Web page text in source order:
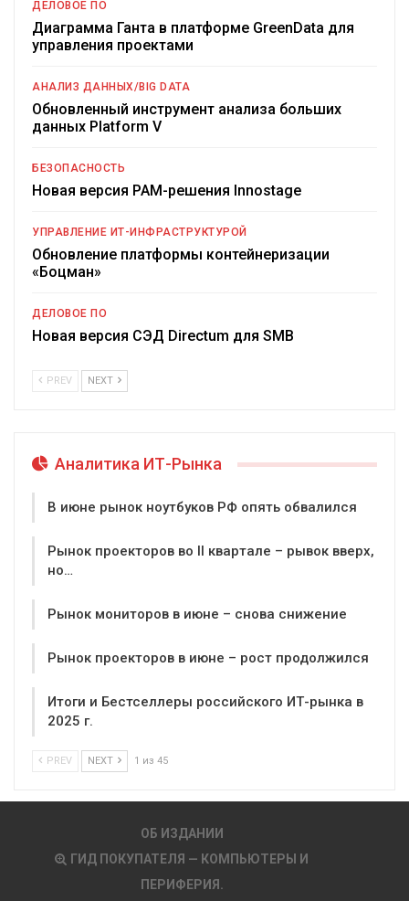
ДЕЛОВОЕ ПО
Диаграмма Ганта в платформе GreenData для
управления проектами
АНАЛИЗ ДАННЫХ/BIG DATA
Обновленный инструмент анализа больших
данных Platform V
БЕЗОПАСНОСТЬ
Новая версия PAM-решения Innostage
УПРАВЛЕНИЕ ИТ-ИНФРАСТРУКТУРОЙ
Обновление платформы контейнеризации
«Боцман»
ДЕЛОВОЕ ПО
Новая версия СЭД Directum для SMB
PREV NEXT
Аналитика ИТ-Рынка
В июне рынок ноутбуков РФ опять обвалился
Рынок проекторов во II квартале – рывок вверх,
но…
Рынок мониторов в июне – снова снижение
Рынок проекторов в июне – рост продолжился
Итоги и Бестселлеры российского ИТ-рынка в
2025 г.
PREV NEXT 1 из 45
ОБ ИЗДАНИИ
ГИД ПОКУПАТЕЛЯ — КОМПЬЮТЕРЫ И
ПЕРИФЕРИЯ.